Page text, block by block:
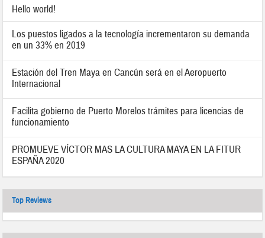
Hello world!
Los puestos ligados a la tecnología incrementaron su demanda
en un 33% en 2019
Estación del Tren Maya en Cancún será en el Aeropuerto
Internacional
Facilita gobierno de Puerto Morelos trámites para licencias de
funcionamiento
PROMUEVE VÍCTOR MAS LA CULTURA MAYA EN LA FITUR
ESPAÑA 2020
Top Reviews